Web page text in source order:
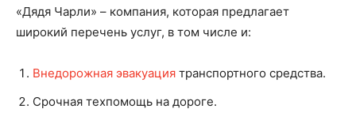
«Дядя Чарли» – компания, которая предлагает
широкий перечень услуг, в том числе и:
Внедорожная эвакуация транспортного средства.
Срочная техпомощь на дороге.